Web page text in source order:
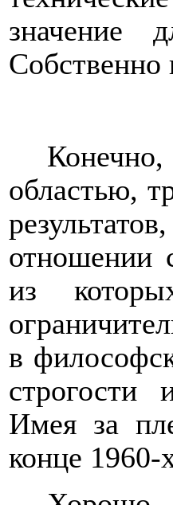
значение
Собственно
областью,
отношении
из
в
строгости
Имея за
конце